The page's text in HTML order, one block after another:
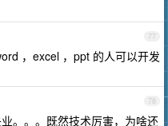
77
，excel ，ppt 的人可以开发
78
。。。既然技术厉害，为啥还